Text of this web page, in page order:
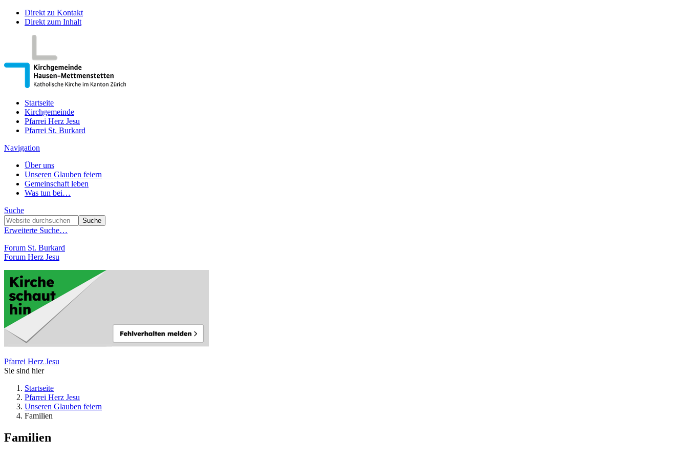
Direkt zu Kontakt
Direkt zum Inhalt
Startseite
Kirchgemeinde
Pfarrei Herz Jesu
Pfarrei St. Burkard
Navigation
Über uns
Unseren Glauben feiern
Gemeinschaft leben
Was tun bei…
Suche
Erweiterte Suche…
Forum St. Burkard
Forum Herz Jesu
Pfarrei Herz Jesu
Sie sind hier
Startseite
Pfarrei Herz Jesu
Unseren Glauben feiern
Familien
Familien